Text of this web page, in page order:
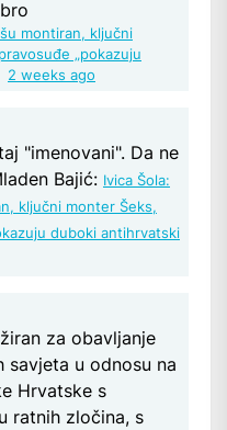
montiran, ključni
„pokazuju
2 weeks ago
"imenovani". Da ne
Bajić: Ivica Šola:
ključni monter Šeks,
duboki antihrvatski
za obavljanje
savjeta u odnosu na
Hrvatske s
ratnih zločina, s